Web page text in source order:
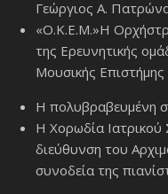
Γεώργιος Α.
«Ο.Κ.Ε.Μ.»Η
της Ερευνητικής
Μουσικής Επιστήμης
Η πολυβραβευμένη
Η Χορωδία
διεύθυνση του
συνοδεία της